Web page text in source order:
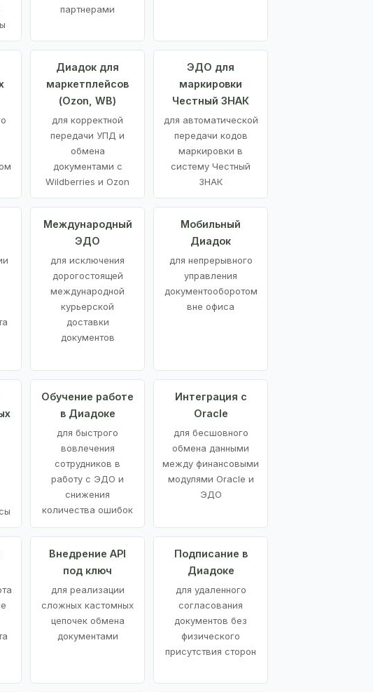
партнерами
Диадок для
маркетплейсов
(Ozon, WB)
для корректной
передачи УПД и
обмена
документами с
Wildberries и Ozon
ЭДО для
маркировки
Честный ЗНАК
для автоматической
передачи кодов
маркировки в
систему Честный
ЗНАК
Международный
ЭДО
для исключения
дорогостоящей
международной
курьерской
доставки
документов
Мобильный
Диадок
для непрерывного
управления
документооборотом
вне офиса
Обучение работе
в Диадоке
для быстрого
вовлечения
сотрудников в
работу с ЭДО и
снижения
количества ошибок
Интеграция с
Oracle
для бесшовного
обмена данными
между финансовыми
модулями Oracle и
ЭДО
Внедрение API
под ключ
для реализации
сложных кастомных
цепочек обмена
документами
Подписание в
Диадоке
для удаленного
согласования
документов без
физического
присутствия сторон